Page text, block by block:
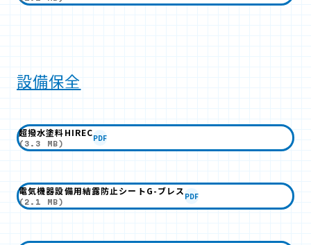
設備保全
超撥水塗料HIREC
(3.3 MB)
PDF
電気機器設備用結露防止シートG-ブレス
(2.1 MB)
PDF